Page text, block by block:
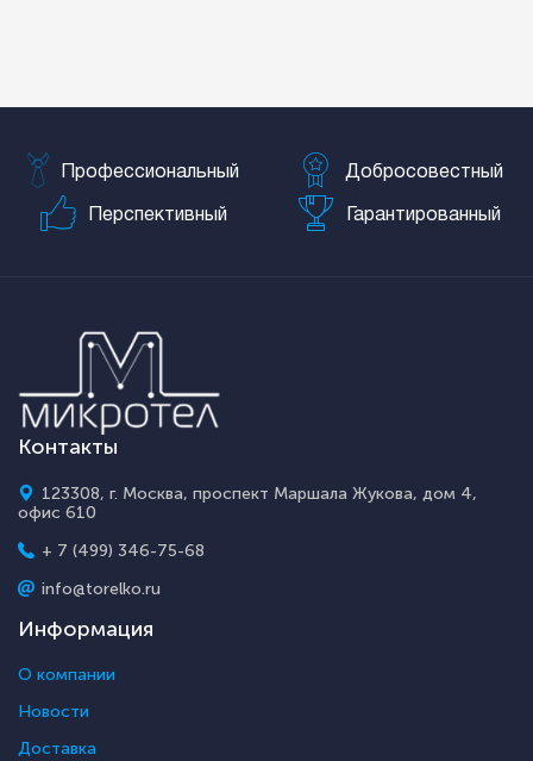
Профессиональный Добросовестный
Перспективный Гарантированный
Контакты
123308, г. Москва, проспект Маршала Жукова, дом 4,
офис 610
+ 7 (499) 346-75-68
info@torelko.ru
Информация
О компании
Новости
Доставка